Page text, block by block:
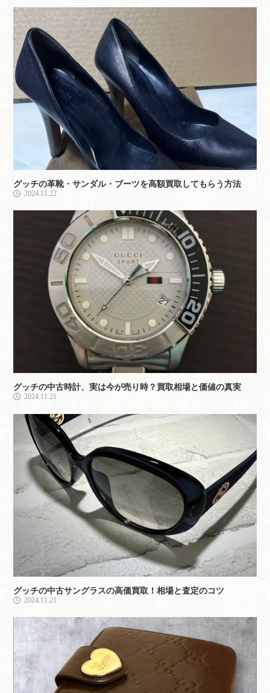
2024.11.22
グッチの革靴・サンダル・ブーツを高額買取してもらう方法
2024.11.21
グッチの中古時計、実は今が売り時？買取相場と価値の真実
2024.11.21
グッチの中古サングラスの高価買取！相場と査定のコツ